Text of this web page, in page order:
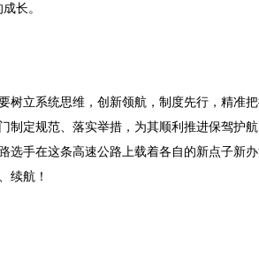
长。
树立系统思维，创新领航，制度先行，精准
制定规范、落实举措，为其顺利推进保驾护
选手在这条高速公路上载着各自的新点子新
续航！